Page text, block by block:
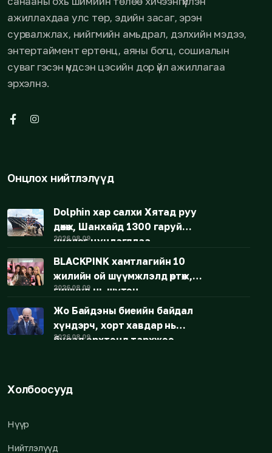
ажиллахдаа улс төр, эдийн засаг, эрэн
сурвалжлах, нийгмийн амьдрал, дэлхийн мэдээ,
энтертаймент ертөнц, аяны богц, сошиалын
суваг гэсэн үндсэн цэсийн дор үйл ажиллагаа
эрхэлнэ.
Онцлох нийтлэлүүд
Dolphin хар салхи Хятад руу
дөхөж, Шанхайд 1300 гаруй
нислэг цуцлагдлаа
2026.08.09
BLACKPINK хамтлагийн 10
жилийн ой шүүмжлэлд өртөж,
гишүүд нь шүтэн
бишрэгчдээсээ уучлалт
2026.08.09
Жо Байдэны биеийн байдал
хүндэрч, хорт хавдар нь
бусад эрхтэнд тархжээ
2026.08.09
Холбоосууд
Нүүр
Нийтлэлүүд